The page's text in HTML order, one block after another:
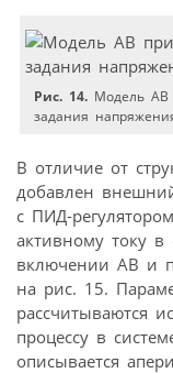
Рис. 14. Модель АВ
задания
В отличие от
добавлен
с ПИД-
активному току
включении АВ и
на рис. 15.
рассчитываются
процессу в
описывается